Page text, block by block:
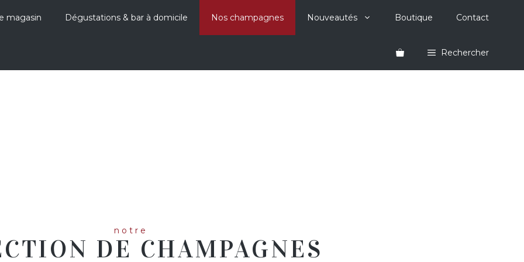
magasin Dégustations & bar à domicile Nos champagnes Nouveautés Boutique Contact
Rechercher
notre
DE CHAMPAGNES